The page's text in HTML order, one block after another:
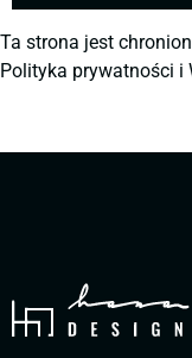
Ta strona jest
Polityka prywatności i